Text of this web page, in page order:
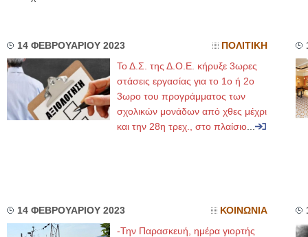
14 ΦΕΒΡΟΥΑΡΙΟΥ 2023 ΠΟΛΙΤΙΚΗ
Το Δ.Σ. της Δ.Ο.Ε. κήρυξε 3ωρες
στάσεις εργασίας για το 1ο ή 2ο
3ωρο του προγράμματος των
σχολικών μονάδων από χθες μέχρι
και την 28η τρεχ., στο πλαίσιο
14 ΦΕΒΡΟΥΑΡΙΟΥ 2023 ΚΟΙΝΩΝΙΑ
-Την Παρασκευή, ημέρα γιορτής